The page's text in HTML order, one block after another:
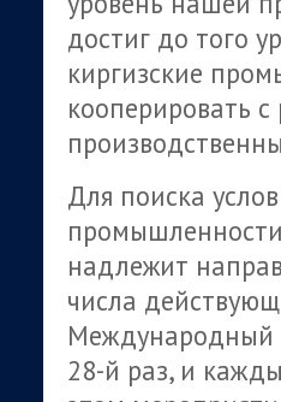
достиг до того
киргизские
кооперировать
Для поиска
надлежит
числа
Международный
28-й раз, и